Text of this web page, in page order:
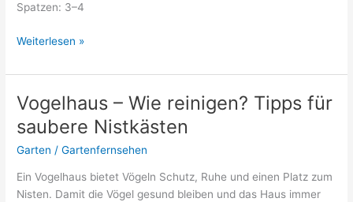
Spatzen: 3–4
Vogelhaus
Was
ich
beachten?
Weiterlesen »
Vogelhaus – Wie reinigen? Tipps für
saubere Nistkästen
Garten /Gartenfernsehen
Ein Vogelhaus bietet Vögeln Schutz, Ruhe und einen Platz zum
Nisten. Damit die Vögel gesund bleiben und das Haus immer